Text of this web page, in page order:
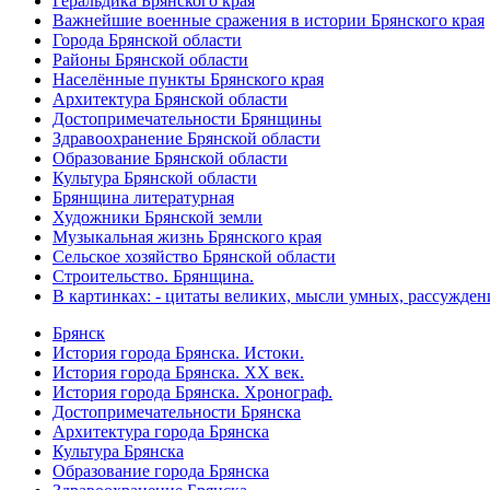
Важнейшие военные сражения в истории Брянского края
Города Брянской области
Районы Брянской области
Населённые пункты Брянского края
Архитектура Брянской области
Достопримечательности Брянщины
Здравоохранение Брянской области
Образование Брянской области
Культура Брянской области
Брянщина литературная
Художники Брянской земли
Музыкальная жизнь Брянского края
Сельское хозяйство Брянской области
Строительство. Брянщина.
В картинках: - цитаты великих, мысли умных,
Брянск
История города Брянска. Истоки.
История города Брянска. XX век.
История города Брянска. Хронограф.
Достопримечательности Брянска
Архитектура города Брянска
Культура Брянска
Образование города Брянска